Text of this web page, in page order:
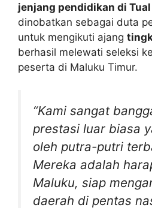
jenjang pendidikan di Tual
dinobatkan sebagai duta
untuk mengikuti ajang
berhasil melewati seleksi
peserta di Maluku Timur.
“Kami sangat
prestasi luar biasa
oleh putra-putri
Mereka adalah
Maluku, siap
daerah di pentas